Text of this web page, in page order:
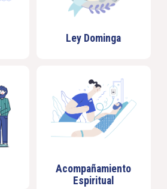
Ley Dominga
Acompañamiento
Espiritual